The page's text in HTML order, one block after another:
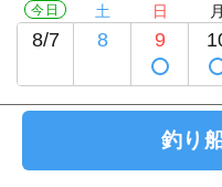
今日
8/7
土
8
日
9
月
釣り